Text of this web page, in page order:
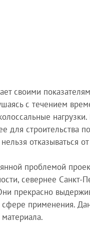
своими
с течением
для строительства
отказываться
проблемой
севернее
прекрасно
применения.